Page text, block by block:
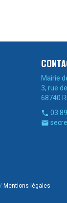
Mairie
3, rue
68740


Mentions légales